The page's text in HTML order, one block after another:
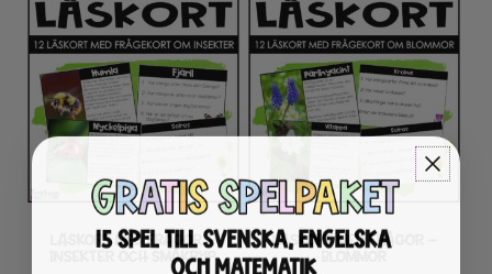
LÄSKORT MED FRÅGOR –
INSEKTER OCH SMÅKRYP
LÄSKORT MED FRÅGOR –